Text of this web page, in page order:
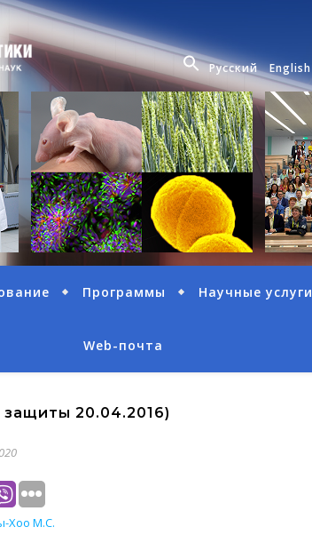
Русский English
Программы Научные услуги
Web-почта
20.04.2016)
Хоо М.С.